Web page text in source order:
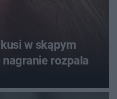
w skąpym
rozpala